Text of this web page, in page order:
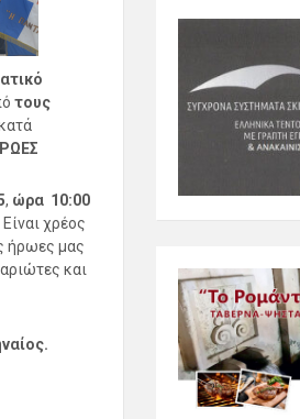
τους
, ώρα 10:00
Είναι χρέος
ήρωες μας
και